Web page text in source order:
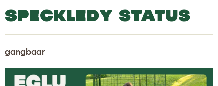
SPECKLEDY STATUS
gangbaar